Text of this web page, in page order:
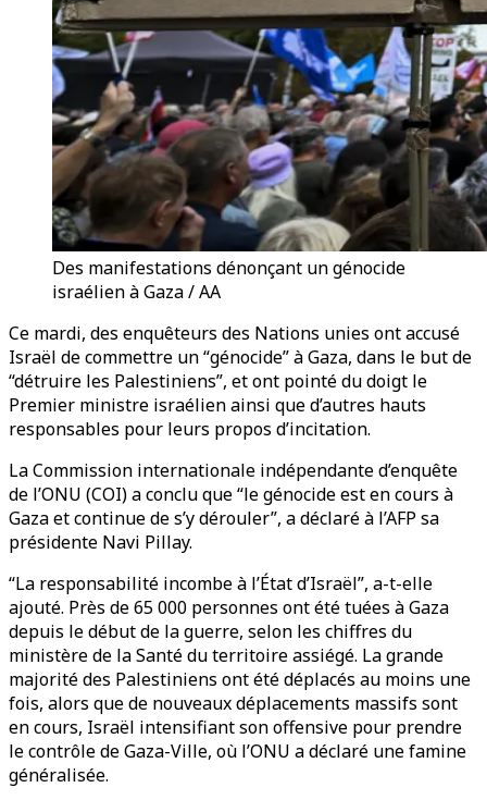
Des manifestations dénonçant un génocide
israélien à Gaza / AA
Ce mardi, des enquêteurs des Nations unies ont accusé
Israël de commettre un “génocide” à Gaza, dans le but de
“détruire les Palestiniens”, et ont pointé du doigt le
Premier ministre israélien ainsi que d’autres hauts
responsables pour leurs propos d’incitation.
La Commission internationale indépendante d’enquête
de l’ONU (COI) a conclu que “le génocide est en cours à
Gaza et continue de s’y dérouler”, a déclaré à l’AFP sa
présidente Navi Pillay.
“La responsabilité incombe à l’État d’Israël”, a-t-elle
ajouté. Près de 65 000 personnes ont été tuées à Gaza
depuis le début de la guerre, selon les chiffres du
ministère de la Santé du territoire assiégé. La grande
majorité des Palestiniens ont été déplacés au moins une
fois, alors que de nouveaux déplacements massifs sont
en cours, Israël intensifiant son offensive pour prendre
le contrôle de Gaza-Ville, où l’ONU a déclaré une famine
généralisée.